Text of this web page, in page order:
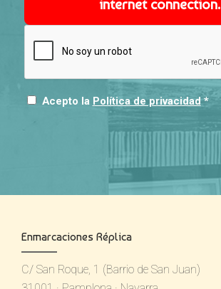
internet connection.
Acepto la Política de privacidad *
Enmarcaciones Réplica
C/ San Roque, 1 (Barrio de San Juan)